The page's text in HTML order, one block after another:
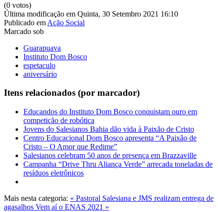
(0 votos)
Última modificação em Quinta, 30 Setembro 2021 16:10
Publicado em Ação Social
Marcado sob
Guarapuava
Instituto Dom Bosco
espetaculo
aniversário
Itens relacionados (por marcador)
Educandos do Instituto Dom Bosco conquistam ouro em
competição de robótica
Jovens do Salesianos Bahia dão vida à Paixão de Cristo
Centro Educacional Dom Bosco apresenta “A Paixão de
Cristo – O Amor que Redime”
Salesianos celebram 50 anos de presença em Brazzaville
Campanha “Drive Thru Aliança Verde” arrecada toneladas de
resíduos eletrônicos
Mais nesta categoria: « Pastoral Salesiana e JMS realizam entrega de
agasalhos Vem aí o ENAS 2021 »